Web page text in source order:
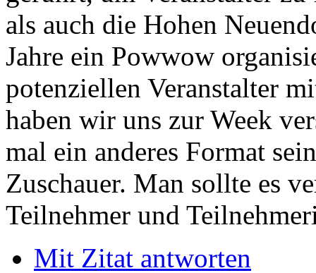
als auch die Hohen
Jahre ein Powwow
potenziellen Veranstalter
haben wir uns zur Week
mal ein anderes Format
Zuschauer. Man sollte es
Teilnehmer und
Mit Zitat antworten